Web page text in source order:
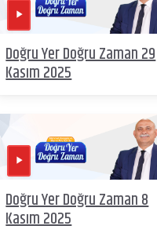
Doğru Yer Doğru Zaman 29
Kasım 2025
Doğru Yer Doğru Zaman 8
Kasım 2025